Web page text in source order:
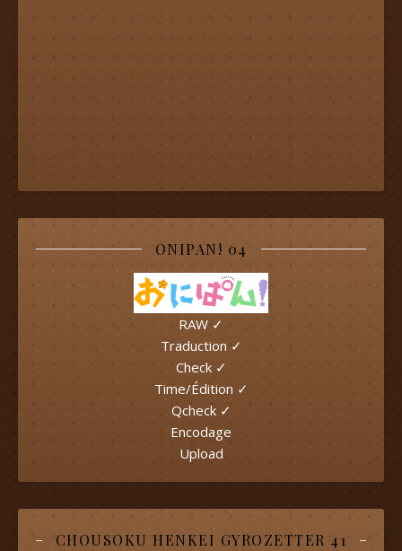
ONIPAN! 04
RAW ✓
Traduction ✓
Check ✓
Time/Édition ✓
Qcheck ✓
Encodage
Upload
CHOUSOKU HENKEI GYROZETTER 41